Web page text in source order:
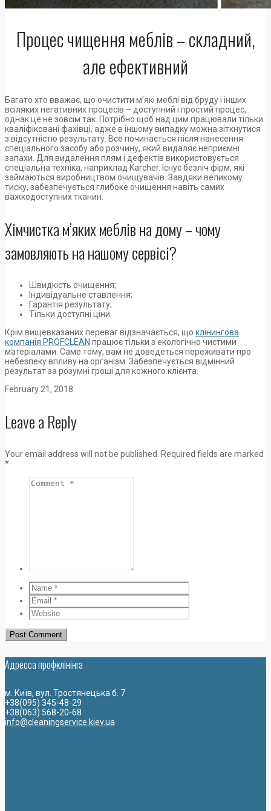
Процес чищення меблів – складний,
але ефективний
Багато хто вважає, що очистити м’які меблі від бруду і інших
всіляких негативних процесів – доступний і простий процес,
однак це не зовсім так. Потрібно щоб над цим працювали тільки
кваліфіковані фахівці, адже в іншому випадку можна зіткнутися
з відсутністю результату. Все починається після нанесення
спеціального засобу або розчину, який видаляє неприємні
запахи. Для видалення плям і дефектів використовується
спеціальна техніка, наприклад Karcher. Існує безліч фірм, які
займаються виробництвом очищувачів. Завдяки великому
тиску, забезпечується глибоке очищення навіть самих
важкодоступних тканин.
Хімчистка м’яких меблів на дому – чому
замовляють на нашому сервісі?
Швидкість очищення;
Індивідуальне ставлення;
Гарантія результату;
Тільки доступні ціни.
Крім вищевказаних переваг відзначається, що клінингова
компанія PROFCLEAN працює тільки з екологічно чистими
матеріалами. Саме тому, вам не доведеться переживати про
небезпеку впливу на організм. Забезпечується відмінний
результат за розумні гроші для кожного клієнта.
February 21, 2018
Leave a Reply
Your email address will not be published. Required fields are marked
*
Адресса профклiнiнга
м. Київ, вул. Тростянецька б. 7
+38(095) 345-48-29
+38(063) 568-20-68
info@cleaningservice.kiev.ua